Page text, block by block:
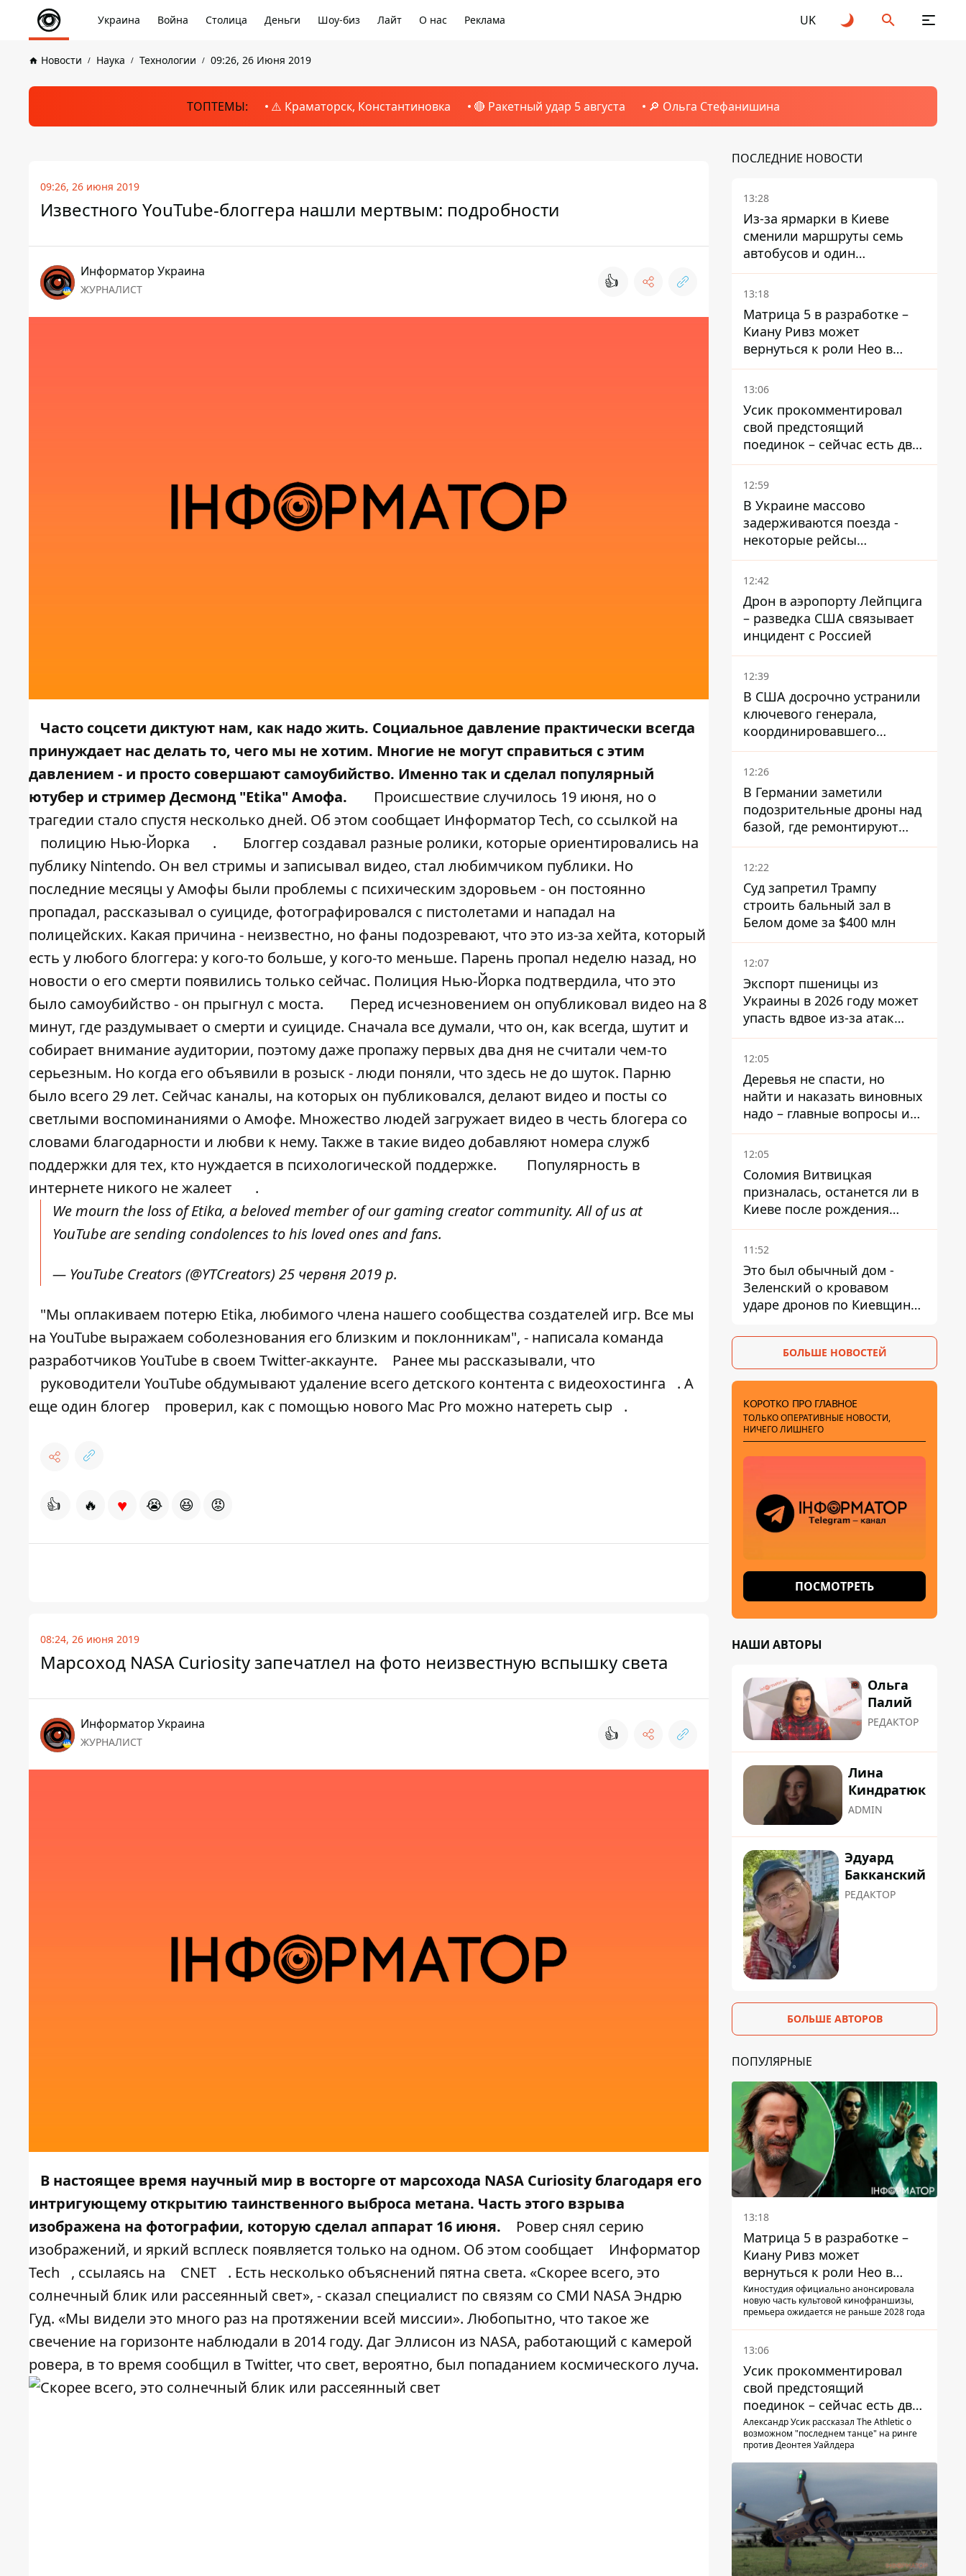
Украина Война Столица Деньги Шоу-биз Лайт О нас Реклама UK
Новости Наука Технологии 09:26, 26 Июня 2019
ТОПТЕМЫ: ⚠️ Краматорск, Константиновка 🔴 Ракетный удар 5 августа 🔎 Ольга Стефанишина
09:26, 26 июня 2019
Известного YouTube-блоггера нашли мертвым: подробности
Информатор Украина
ЖУРНАЛИСТ 👍
Часто соцсети диктуют нам, как надо жить. Социальное давление практически всегда
принуждает нас делать то, чего мы не хотим. Многие не могут справиться с этим
давлением - и просто совершают самоубийство. Именно так и сделал популярный
ютубер и стример Десмонд "Etika" Амофа.
Происшествие случилось 19 июня, но о
трагедии стало спустя несколько дней. Об этом сообщает Информатор Tech, со ссылкой на
полицию Нью-Йорка
.
Блоггер создавал разные ролики, которые ориентировались на
публику Nintendo. Он вел стримы и записывал видео, стал любимчиком публики. Но
последние месяцы у Амофы были проблемы с психическим здоровьем - он постоянно
пропадал, рассказывал о суициде, фотографировался с пистолетами и нападал на
полицейских. Какая причина - неизвестно, но фаны подозревают, что это из-за хейта, который
есть у любого блоггера: у кого-то больше, у кого-то меньше. Парень пропал неделю назад, но
новости о его смерти появились только сейчас. Полиция Нью-Йорка подтвердила, что это
было самоубийство - он прыгнул с моста.
Перед исчезновением он опубликовал видео на 8
минут, где раздумывает о смерти и суициде. Сначала все думали, что он, как всегда, шутит и
собирает внимание аудитории, поэтому даже пропажу первых два дня не считали чем-то
серьезным. Но когда его объявили в розыск - люди поняли, что здесь не до шуток. Парню
было всего 29 лет. Сейчас каналы, на которых он публиковался, делают видео и посты со
светлыми воспоминаниями о Амофе. Множество людей загружает видео в честь блогера со
словами благодарности и любви к нему. Также в такие видео добавляют номера служб
поддержки для тех, кто нуждается в психологической поддержке.
Популярность в
интернете никого не жалеет
.
We mourn the loss of Etika, a beloved member of our gaming creator community. All of us at
YouTube are sending condolences to his loved ones and fans.
— YouTube Creators (@YTCreators) 25 червня 2019 р.
"Мы оплакиваем потерю Etika, любимого члена нашего сообщества создателей игр. Все мы
на YouTube выражаем соболезнования его близким и поклонникам", - написала команда
разработчиков YouTube в своем Twitter-аккаунте.
Ранее мы рассказывали, что
руководители YouTube обдумывают удаление всего детского контента с видеохостинга
. А
еще один блогер
проверил, как с помощью нового Mac Pro можно натереть сыр .
👍 🔥 ♥ 😭 😆 😡
08:24, 26 июня 2019
Марсоход NASA Curiosity запечатлел на фото неизвестную вспышку света
Информатор Украина
ЖУРНАЛИСТ 👍
В настоящее время научный мир в восторге от марсохода NASA Curiosity благодаря его
интригующему открытию таинственного выброса метана. Часть этого взрыва
изображена на фотографии, которую сделал аппарат 16 июня.
Ровер снял серию
изображений, и яркий всплеск появляется только на одном. Об этом сообщает
Информатор
Tech
, ссылаясь на CNET
. Есть несколько объяснений пятна света. «Скорее всего, это
солнечный блик или рассеянный свет», - сказал специалист по связям со СМИ NASA Эндрю
Гуд. «Мы видели это много раз на протяжении всей миссии». Любопытно, что такое же
свечение на горизонте наблюдали в 2014 году. Даг Эллисон из NASA, работающий с камерой
ровера, в то время сообщил в Twitter, что свет, вероятно, был попаданием космического луча.
ПОСЛЕДНИЕ НОВОСТИ
13:28
Из-за ярмарки в Киеве
сменили маршруты семь
автобусов и один
троллейбус
13:18
Матрица 5 в разработке –
Киану Ривз может
вернуться к роли Нео в
пятой части
13:06
Усик прокомментировал
свой предстоящий
поединок – сейчас есть два
варианта
12:59
В Украине массово
задерживаются поезда -
некоторые рейсы
опаздывают более чем на
12 часов
12:42
Дрон в аэропорту Лейпцига
– разведка США связывает
инцидент с Россией
12:39
В США досрочно устранили
ключевого генерала,
координировавшего
поддержку Украины -
причину умалчивают
12:26
В Германии заметили
подозрительные дроны над
базой, где ремонтируют
Patriot - СМИ
12:22
Суд запретил Трампу
строить бальный зал в
Белом доме за $400 млн
12:07
Экспорт пшеницы из
Украины в 2026 году может
упасть вдвое из-за атак
россиян по портам
12:05
Деревья не спасти, но
найти и наказать виновных
надо – главные вопросы и
выводы из конфликта на
Теремках
12:05
Соломия Витвицкая
призналась, останется ли в
Киеве после рождения
ребенка
11:52
Это был обычный дом -
Зеленский о кровавом
ударе дронов по Киевщине,
бабушка и их малолетний
БОЛЬШЕ НОВОСТЕЙ
КОРОТКО ПРО ГЛАВНОЕ
ТОЛЬКО ОПЕРАТИВНЫЕ НОВОСТИ,
НИЧЕГО ЛИШНЕГО
ПОСМОТРЕТЬ
НАШИ АВТОРЫ
Ольга
Палий
РЕДАКТОР
Лина
Киндратюк
ADMIN
Эдуард
Бакканский
РЕДАКТОР
БОЛЬШЕ АВТОРОВ
ПОПУЛЯРНЫЕ
13:18
Матрица 5 в разработке –
Киану Ривз может
вернуться к роли Нео в
пятой части
Киностудия официально анонсировала
новую часть культовой кинофраншизы,
премьера ожидается не раньше 2028 года
13:06
Усик прокомментировал
свой предстоящий
поединок – сейчас есть два
варианта
Александр Усик рассказал The Athletic о
возможном "последнем танце" на ринге
против Деонтея Уайлдера